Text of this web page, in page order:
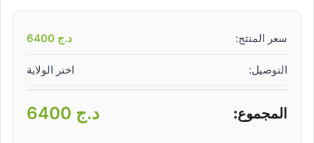
سعر المنتج: د.ج
التوصيل: اختر الولاية
المجموع: د.ج